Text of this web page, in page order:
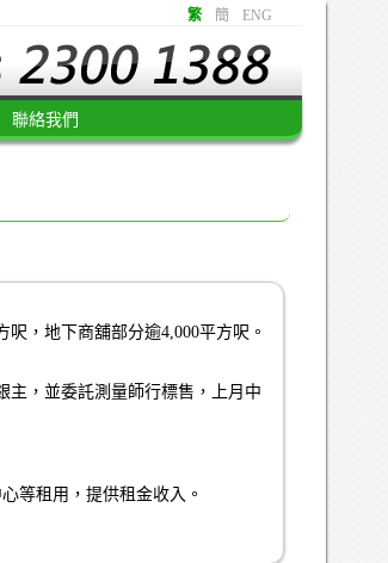
繁 簡 ENG
聯絡我們
，地下商舖部分逾4,000平方呎。
主，並委託測量師行標售，上月中
等租用，提供租金收入。